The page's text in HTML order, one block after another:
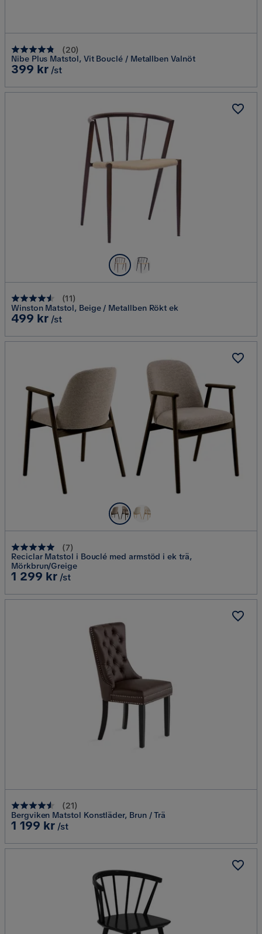
(20)
Nibe Plus Matstol, Vit Bouclé / Metallben Valnöt
Pris
399 kr /st
(11)
Winston Matstol, Beige / Metallben Rökt ek
Pris
499 kr /st
(7)
Reciclar Matstol i Bouclé med armstöd i ek trä,
Mörkbrun/Greige
Pris
1 299 kr /st
(21)
Bergviken Matstol Konstläder, Brun / Trä
Pris
1 199 kr /st